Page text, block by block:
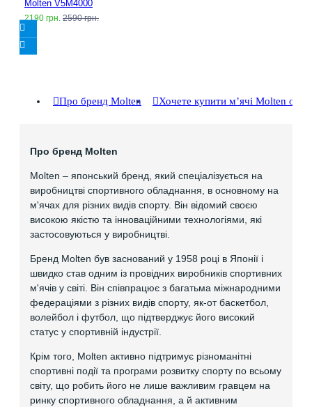
Molten V5M4000
2190 грн. 2590 грн.
Про бренд Molten Хочете купити мʼячі Molten
Про бренд Molten
Molten – японський бренд, який спеціалізується на
виробництві спортивного обладнання, в основному на
м'ячах для різних видів спорту. Він відомий своєю
високою якістю та інноваційними технологіями, які
застосовуються у виробництві.
Бренд Molten був заснований у 1958 році в Японії і
швидко став одним із провідних виробників спортивних
м'ячів у світі. Він співпрацює з багатьма міжнародними
федераціями з різних видів спорту, як-от баскетбол,
волейбол і футбол, що підтверджує його високий
статус у спортивній індустрії.
Крім того, Molten активно підтримує різноманітні
спортивні події та програми розвитку спорту по всьому
світу, що робить його не лише важливим гравцем на
ринку спортивного обладнання, а й активним